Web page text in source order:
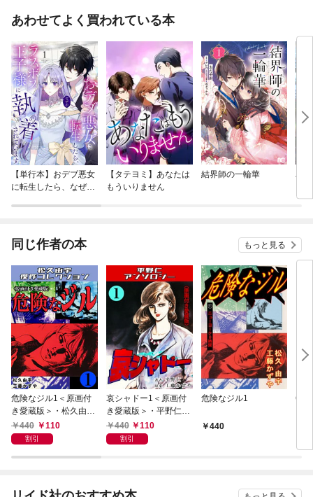
あわせてよく買われている本
【単行本】おデブ悪女
に転生したら、なぜか
【タテヨミ】あなたは
もういりません
結界師の一輪華
バ
今
同じ作者の本 もっと見る
危険なジル1＜原画付
き愛蔵版＞・松久由宇
傑作コレクション
440 110
割引
哀シャドー1＜原画付
き愛蔵版＞・平野仁ア
ンソロジー
440 110
割引
危険なジル1
440